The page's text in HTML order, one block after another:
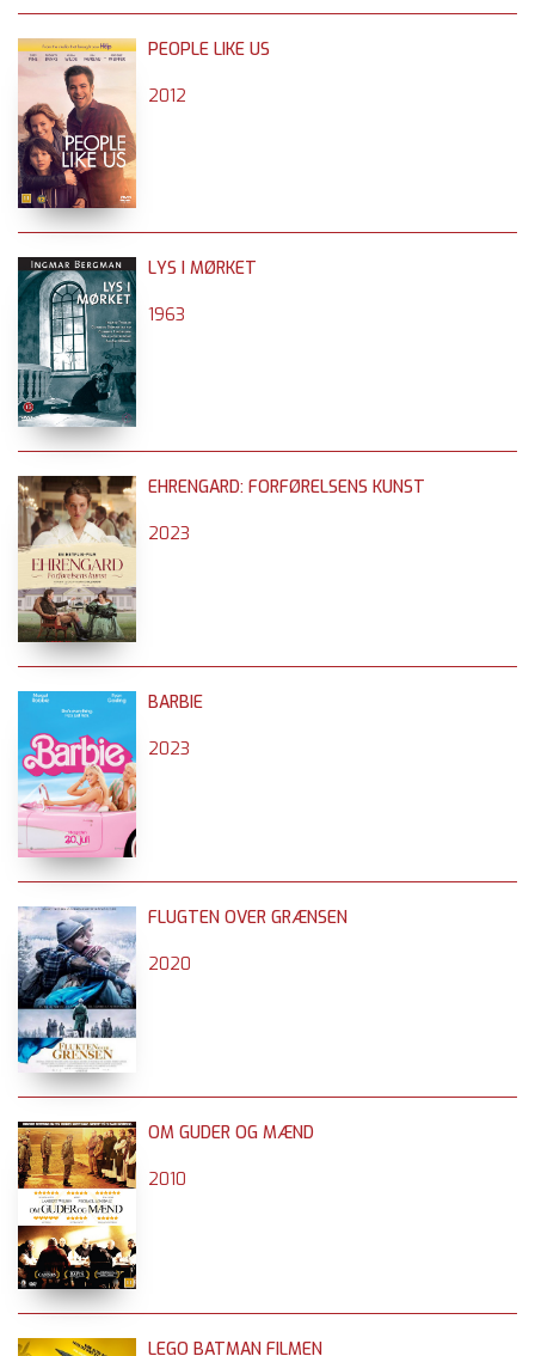
PEOPLE LIKE US
2012
LYS I MØRKET
1963
EHRENGARD: FORFØRELSENS KUNST
2023
BARBIE
2023
FLUGTEN OVER GRÆNSEN
2020
OM GUDER OG MÆND
2010
LEGO BATMAN FILMEN